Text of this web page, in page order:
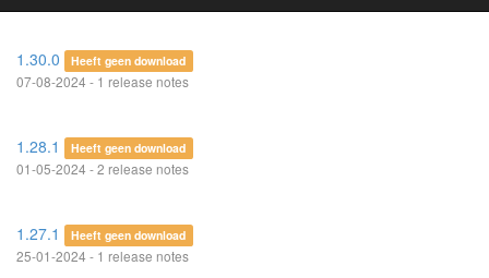
1.30.0 Heeft geen download
07-08-2024 - 1 release notes
1.28.1 Heeft geen download
01-05-2024 - 2 release notes
1.27.1 Heeft geen download
25-01-2024 - 1 release notes